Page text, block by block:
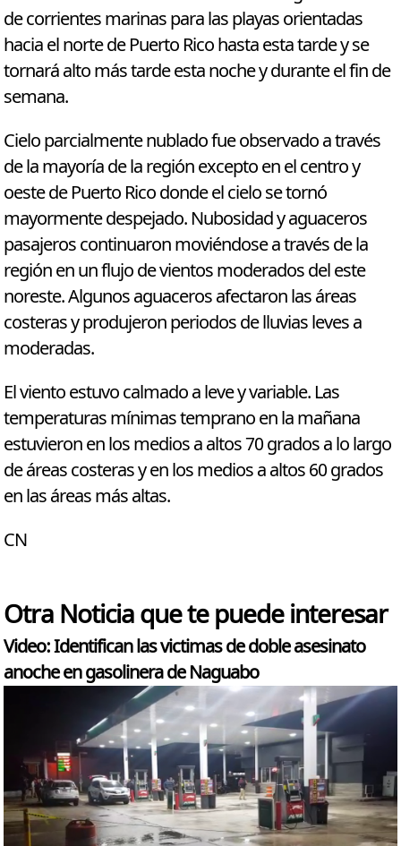
de corrientes marinas para las playas orientadas
hacia el norte de Puerto Rico hasta esta tarde y se
tornará alto más tarde esta noche y durante el fin de
semana.
Cielo parcialmente nublado fue observado a través
de la mayoría de la región excepto en el centro y
oeste de Puerto Rico donde el cielo se tornó
mayormente despejado. Nubosidad y aguaceros
pasajeros continuaron moviéndose a través de la
región en un flujo de vientos moderados del este
noreste. Algunos aguaceros afectaron las áreas
costeras y produjeron periodos de lluvias leves a
moderadas.
El viento estuvo calmado a leve y variable. Las
temperaturas mínimas temprano en la mañana
estuvieron en los medios a altos 70 grados a lo largo
de áreas costeras y en los medios a altos 60 grados
en las áreas más altas.
CN
Otra Noticia que te puede interesar
Video: Identifican las victimas de doble asesinato
anoche en gasolinera de Naguabo